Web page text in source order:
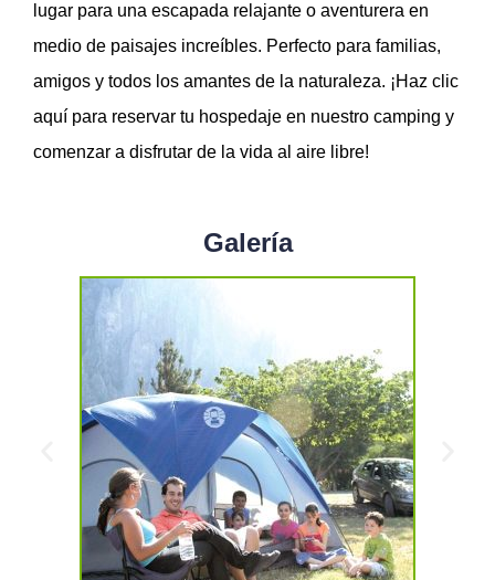
lugar para una escapada relajante o aventurera en
medio de paisajes increíbles. Perfecto para familias,
amigos y todos los amantes de la naturaleza. ¡Haz clic
aquí para reservar tu hospedaje en nuestro camping y
comenzar a disfrutar de la vida al aire libre!
Galería